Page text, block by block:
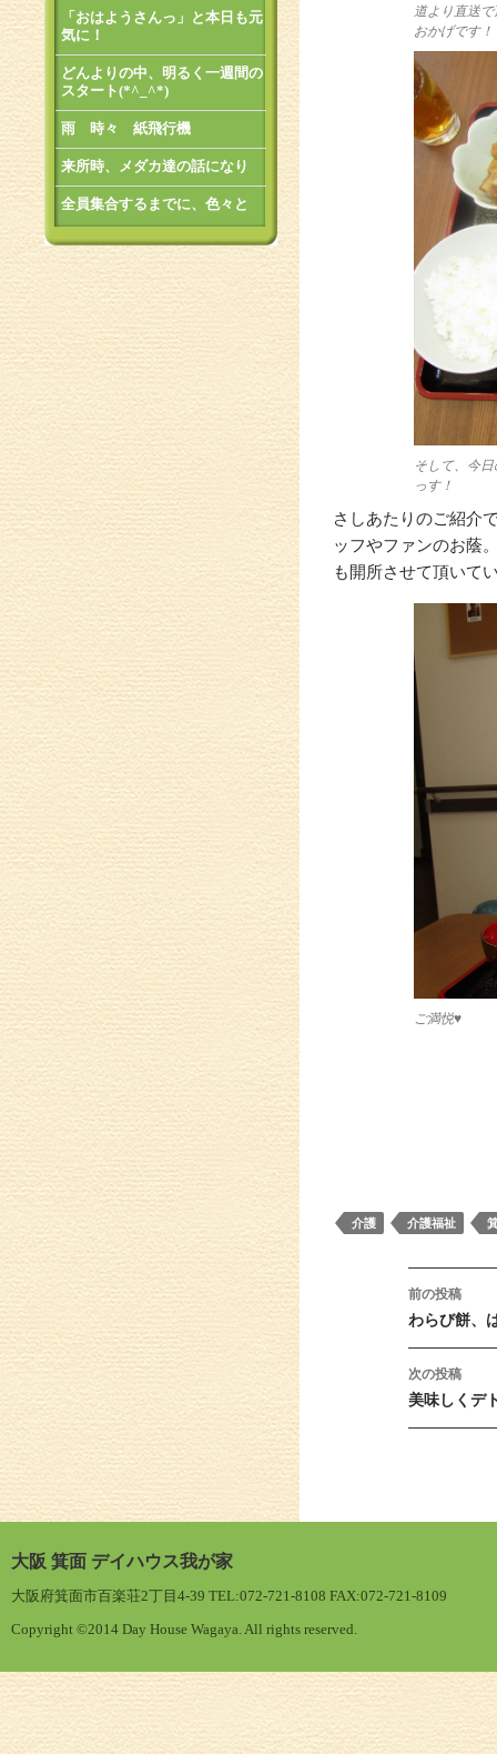
道より直送
おかげです！
そして、今
っす！
さしあたりのご紹介
ッフやファンのお蔭
も開所させて頂いて
ご満悦♥
介護 介護福祉
投稿
前の投稿
わらび餅、
次の投稿
美味しくデ
「おはようさんっ」と本日も元
気に！
どんよりの中、明るく一週間の
スタート(*^_^*)
雨 時々 紙飛行機
来所時、メダカ達の話になり
全員集合するまでに、色々と
大阪 箕面 デイハウス我が家
大阪府箕面市百楽荘2丁目4-39 TEL:072-721-8108 FAX:072-721-8109
Copyright ©2014 Day House Wagaya. All rights reserved.